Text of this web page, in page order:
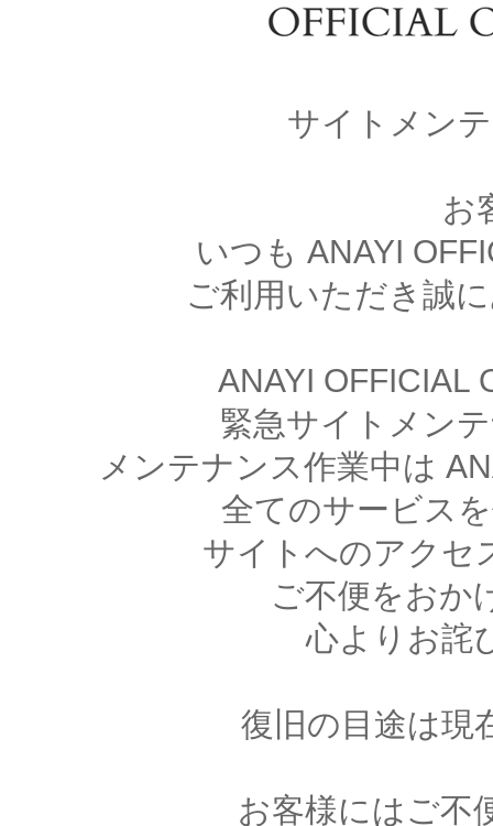
サイトメン
お
いつも ANAYI
ご利用いただき誠
ANAYI OFFICIAL
緊急サイトメン
メンテナンス作業中は
全てのサービス
サイトへのアクセ
ご不便をおか
心よりお詫
復旧の目途は現
お客様にはご不